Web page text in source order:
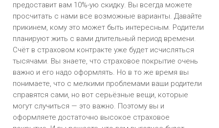
предоставит вам 10%-ую скидку. Вы всегда можете
просчитать с нами все возможные варианты. Давайте
прикинем, кому это может быть интересным. Родители
планируют жить с вами длительный период времени.
Счёт в страховом контракте уже будет исчисляться
тысячами. Вы знаете, что страховое покрытие очень
важно и его надо оформлять. Но в то же время вы
понимаете, что с мелкими проблемами ваши родители
справятся сами, но вот серьёзные вещи, которые
могут случиться — это важно. Поэтому вы и
оформляете достаточно высокое страховое